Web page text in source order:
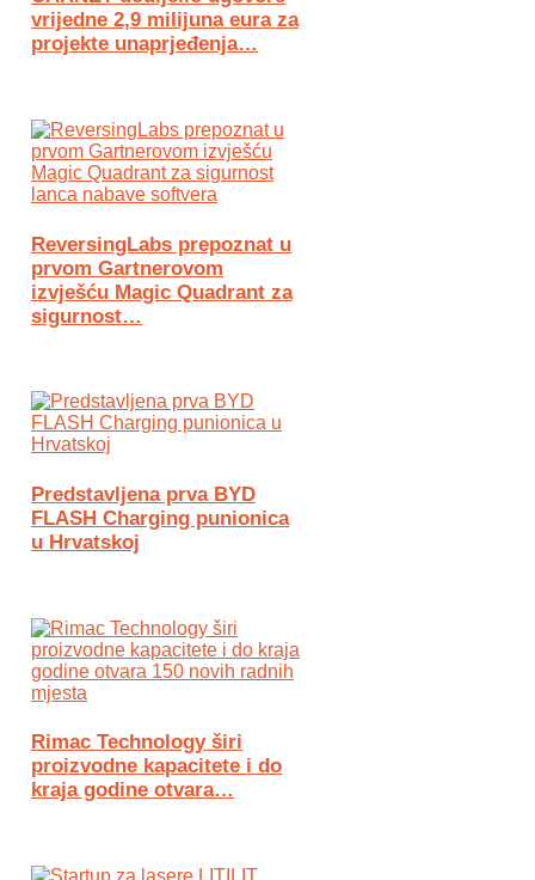
vrijedne 2,9 milijuna eura za
projekte unaprjeđenja…
ReversingLabs prepoznat u
prvom Gartnerovom
izvješću Magic Quadrant za
sigurnost…
Predstavljena prva BYD
FLASH Charging punionica
u Hrvatskoj
Rimac Technology širi
proizvodne kapacitete i do
kraja godine otvara…